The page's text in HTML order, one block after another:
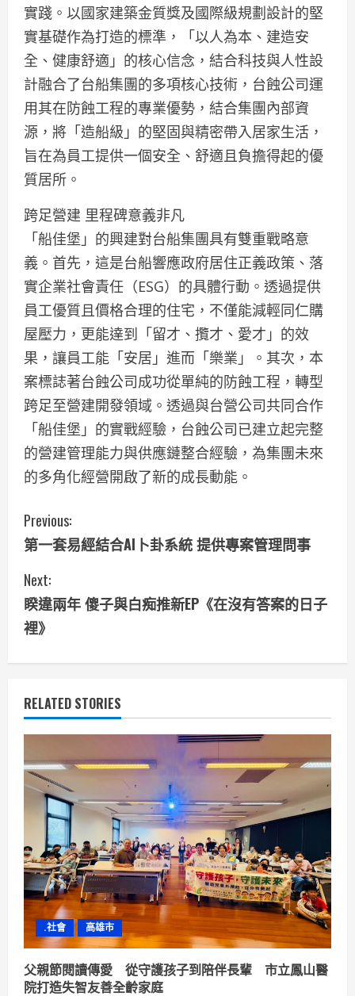
實踐。以國家建築金質獎及國際級規劃設計的堅
實基礎作為打造的標準，「以人為本、建造安
全、健康舒適」的核心信念，結合科技與人性設
計融合了台船集團的多項核心技術，台蝕公司運
用其在防蝕工程的專業優勢，結合集團內部資
源，將「造船級」的堅固與精密帶入居家生活，
旨在為員工提供一個安全、舒適且負擔得起的優
質居所。
跨足營建 里程碑意義非凡
「船佳堡」的興建對台船集團具有雙重戰略意
義。首先，這是台船響應政府居住正義政策、落
實企業社會責任（ESG）的具體行動。透過提供
員工優質且價格合理的住宅，不僅能減輕同仁購
屋壓力，更能達到「留才、攬才、愛才」的效
果，讓員工能「安居」進而「樂業」。其次，本
案標誌著台蝕公司成功從單純的防蝕工程，轉型
跨足至營建開發領域。透過與台營公司共同合作
「船佳堡」的實戰經驗，台蝕公司已建立起完整
的營建管理能力與供應鏈整合經驗，為集團未來
的多角化經營開啟了新的成長動能。
C
o
n
t
i
n
u
e
R
e
a
d
i
n
Previous:
第一套易經結合AI卜卦系統 提供專案管理問事
Next:
睽違兩年 傻子與白痴推新EP《在沒有答案的日子
裡》
RELATED STORIES
.社會 高雄市
父親節閱讀傳愛 從守護孩子到陪伴長輩 市立鳳山醫
院打造失智友善全齡家庭